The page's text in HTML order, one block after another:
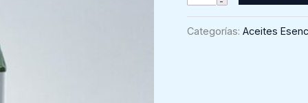
Esencial
Tomillo
Categorías: Aceites